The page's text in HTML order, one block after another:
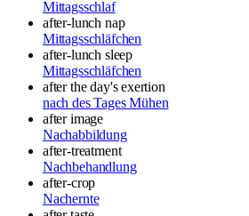
Mittagsschlaf
after-lunch nap
Mittagsschläfchen
after-lunch sleep
Mittagsschläfchen
after the day's exertion
nach des Tages Mühen
after image
Nachabbildung
after-treatment
Nachbehandlung
after-crop
Nachernte